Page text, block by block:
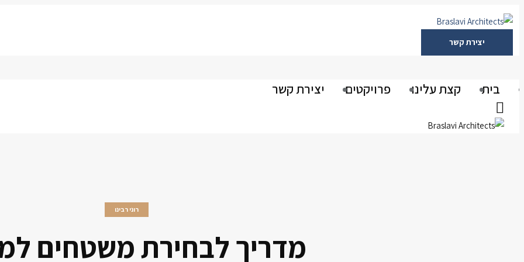
יצירת קשר
בית קצת עלינו פרויקטים יצירת קשר
רוני רבינו
מדריך לבחירת משטחים